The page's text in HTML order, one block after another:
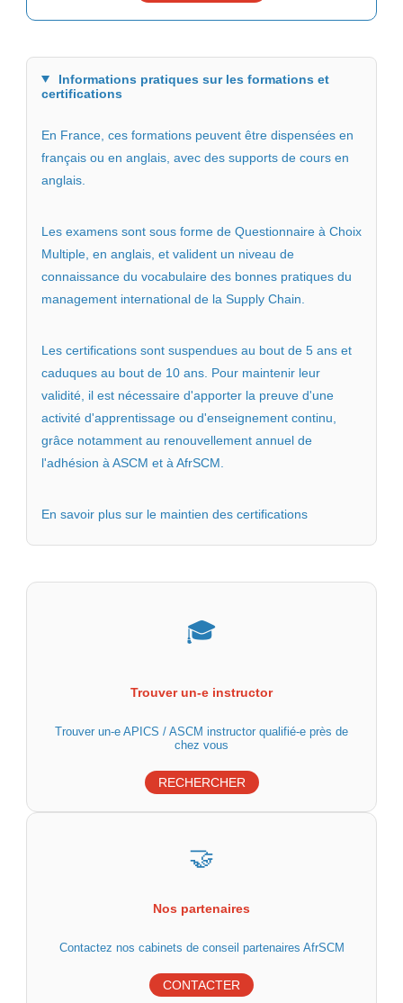
Informations pratiques sur les formations et
certifications
En France, ces formations peuvent être dispensées en
français ou en anglais, avec des supports de cours en
anglais.
Les examens sont sous forme de Questionnaire à Choix
Multiple, en anglais, et valident un niveau de
connaissance du vocabulaire des bonnes pratiques du
management international de la Supply Chain.
Les certifications sont suspendues au bout de 5 ans et
caduques au bout de 10 ans. Pour maintenir leur
validité, il est nécessaire d'apporter la preuve d'une
activité d'apprentissage ou d'enseignement continu,
grâce notamment au renouvellement annuel de
l'adhésion à ASCM et à AfrSCM.
En savoir plus sur le maintien des certifications
🎓
Trouver un-e instructor
Trouver un-e APICS / ASCM instructor qualifié-e près de
chez vous
RECHERCHER
🤝
Nos partenaires
Contactez nos cabinets de conseil partenaires AfrSCM
CONTACTER